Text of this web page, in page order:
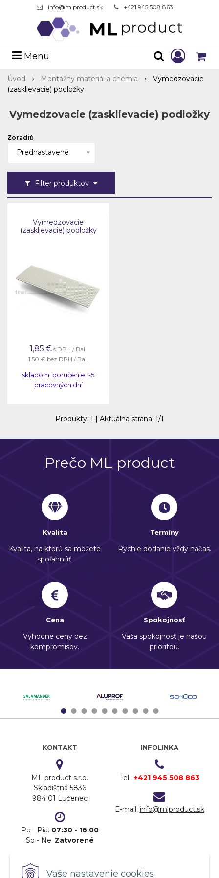
Vaše nastavenie cookies
info@mlproduct.sk +421 945 508 863
Menu
Úvod Montážny materiál a chémia
Vymedzovacie
(zasklievacie) podložky
Vymedzovacie (zasklievacie) podložky
Filter produktov
Zoradiť:
Prednastavené
Vymedzovacie
(zasklievacie) podložky
1,85 € s DPH / Bal.
1,50 € bez DPH / Bal.
skladom: doručenie 1-5
pracovných dní
Produkty: 1 | Aktuálna strana: 1/1
Prečo ML product
Kvalita
Kvalita, na ktorú sa môžete
spoľahnúť.
Termíny
Rýchle dodanie vždy načas.
Cena
Výhodné ceny bez
kompromisov.
Spokojnosť
Vaša spokojnosť je našou
prioritou.
12345678910
KONTAKT
ML product s.r.o.
Skladištná 5836
984 01 Lučenec
Po - Pia: 07:30 - 16:00
So - Ne: Zatvorené
INFOLINKA
Tel.: +421 945 508 863
E-mail: info@mlproduct.sk